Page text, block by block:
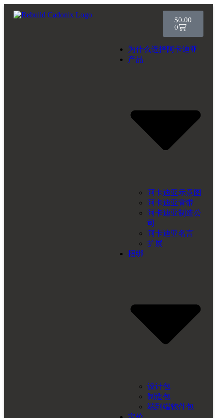
$0.00
0
为什么选择阿卡迪亚
产品
阿卡迪亚示意图
阿卡迪亚背带
阿卡迪亚制造公
司
阿卡迪亚名言
扩展
捆绑
设计包
制造包
端到端软件包